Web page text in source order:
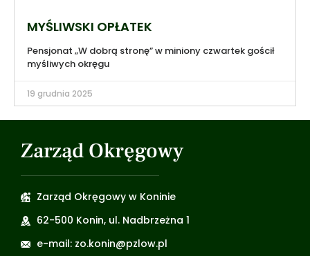
MYŚLIWSKI OPŁATEK
Pensjonat „W dobrą stronę” w miniony czwartek gościł
myśliwych okręgu
19 grudnia 2025
Zarząd Okręgowy
Zarząd Okręgowy w Koninie
62-500 Konin, ul. Nadbrzeżna 1
e-mail: zo.konin@pzlow.pl